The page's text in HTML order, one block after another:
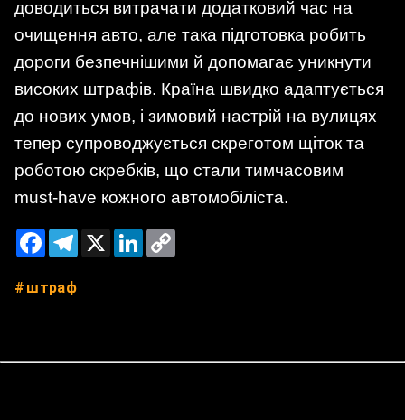
доводиться витрачати додатковий час на
очищення авто, але така підготовка робить
дороги безпечнішими й допомагає уникнути
високих штрафів. Країна швидко адаптується
до нових умов, і зимовий настрій на вулицях
тепер супроводжується скреготом щіток та
роботою скребків, що стали тимчасовим
must-have кожного автомобіліста.
FacebookTelegram
X LinkedIn
штраф